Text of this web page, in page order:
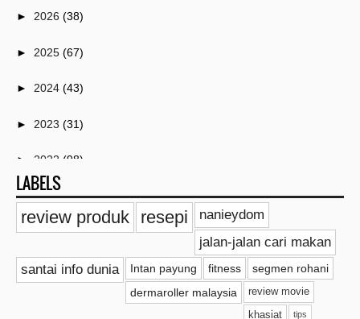
► 2026 (38)
► 2025 (67)
► 2024 (43)
► 2023 (31)
► 2022 (98)
►2021(259)
►2020(18)
►2019(20)
LABELS
review produk resepi
nanieydom
jalan-jalan cari makan
santai info dunia
Intan payung fitness
segmen rohani
dermaroller malaysia
review movie
khasiat tips